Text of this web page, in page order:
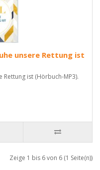
unsere Rettung ist
Rettung ist (Hörbuch-MP3).
Zeige 1 bis 6 von 6 (1 Seite(n))